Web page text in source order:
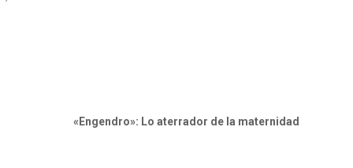
«Engendro»: Lo aterrador de la maternidad